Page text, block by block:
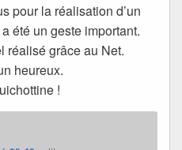
pour la réalisation d’un
été un geste important.
réalisé grâce au Net.
heureux.
!